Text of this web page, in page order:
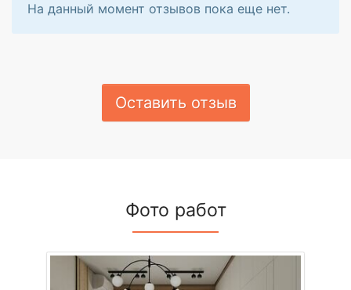
На данный момент отзывов пока еще нет.
Оставить отзыв
Фото работ